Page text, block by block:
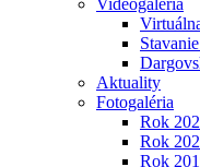
Videogaléria
Aktuality
Fotogaléria
Rok
Rok
Rok